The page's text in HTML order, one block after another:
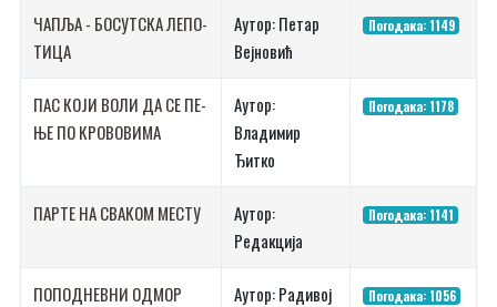
ЧА­ПЉА - БО­СУТ­СКА ЛЕ­ПО­
ТИ­ЦА
Аутор: Петар
Вејновић
Погодака: 1149
ПАС КО­ЈИ ВО­ЛИ ДА СЕ ПЕ­
ЊЕ ПО КРО­ВО­ВИ­МА
Аутор:
Владимир
Ђитко
Погодака: 1178
ПАР­ТЕ НА СВА­КОМ МЕ­СТУ
Аутор:
Редакција
Погодака: 1141
ПО­ПО­ДНЕВ­НИ ОД­МОР
Аутор: Радивој
Погодака: 1056